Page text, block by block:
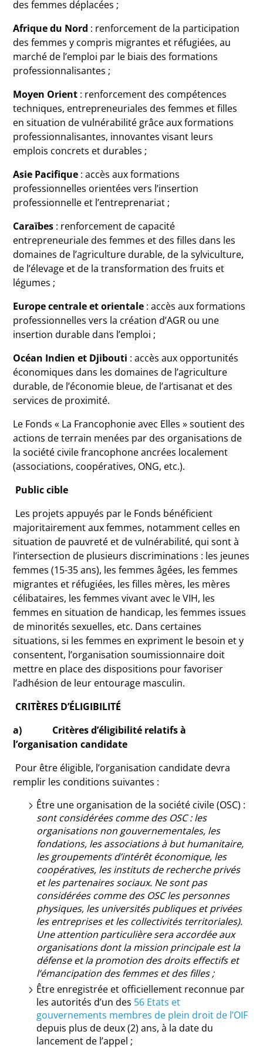
des femmes déplacées ;
Afrique du Nord : renforcement de la participation
des femmes y compris migrantes et réfugiées, au
marché de l’emploi par le biais des formations
professionnalisantes ;
Moyen Orient : renforcement des compétences
techniques, entrepreneuriales des femmes et filles
en situation de vulnérabilité grâce aux formations
professionnalisantes, innovantes visant leurs
emplois concrets et durables ;
Asie Pacifique : accès aux formations
professionnelles orientées vers l’insertion
professionnelle et l’entreprenariat ;
Caraïbes : renforcement de capacité
entrepreneuriale des femmes et des filles dans les
domaines de l’agriculture durable, de la sylviculture,
de l’élevage et de la transformation des fruits et
légumes ;
Europe centrale et orientale : accès aux formations
professionnelles vers la création d’AGR ou une
insertion durable dans l’emploi ;
Océan Indien et Djibouti : accès aux opportunités
économiques dans les domaines de l’agriculture
durable, de l’économie bleue, de l’artisanat et des
services de proximité.
Le Fonds « La Francophonie avec Elles » soutient des
actions de terrain menées par des organisations de
la société civile francophone ancrées localement
(associations, coopératives, ONG, etc.).
Public cible
Les projets appuyés par le Fonds bénéficient
majoritairement aux femmes, notamment celles en
situation de pauvreté et de vulnérabilité, qui sont à
l’intersection de plusieurs discriminations : les jeunes
femmes (15-35 ans), les femmes âgées, les femmes
migrantes et réfugiées, les filles mères, les mères
célibataires, les femmes vivant avec le VIH, les
femmes en situation de handicap, les femmes issues
de minorités sexuelles, etc. Dans certaines
situations, si les femmes en expriment le besoin et y
consentent, l’organisation soumissionnaire doit
mettre en place des dispositions pour favoriser
l’adhésion de leur entourage masculin.
CRITÈRES D’ÉLIGIBILITÉ
a) Critères d’éligibilité relatifs à
l’organisation candidate
Pour être éligible, l’organisation candidate devra
remplir les conditions suivantes :
Être une organisation de la société civile (OSC) :
sont considérées comme des OSC : les
organisations non gouvernementales, les
fondations, les associations à but humanitaire,
les groupements d’intérêt économique, les
coopératives, les instituts de recherche privés
et les partenaires sociaux. Ne sont pas
considérées comme des OSC les personnes
physiques, les universités publiques et privées
les entreprises et les collectivités territoriales).
Une attention particulière sera accordée aux
organisations dont la mission principale est la
défense et la promotion des droits effectifs et
l’émancipation des femmes et des filles ;
Être enregistrée et officiellement reconnue par
les autorités d’un des 56 Etats et
gouvernements membres de plein droit de l’OIF
depuis plus de deux (2) ans, à la date du
lancement de l’appel ;